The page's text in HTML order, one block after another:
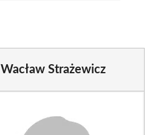
Wacław Strażewicz